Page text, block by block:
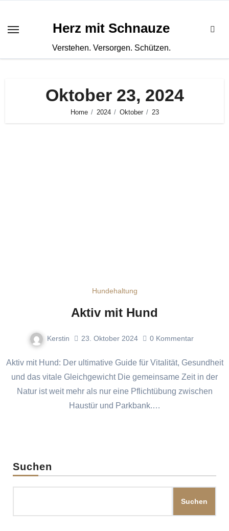
springen
Herz mit Schnauze
Verstehen. Versorgen. Schützen.
Oktober 23, 2024
Home 2024 Oktober 23
Hundehaltung
Aktiv mit Hund
Kerstin 23. Oktober 2024 0 Kommentar
Aktiv mit Hund: Der ultimative Guide für Vitalität, Gesundheit
und das vitale Gleichgewicht Die gemeinsame Zeit in der
Natur ist weit mehr als nur eine Pflichtübung zwischen
Haustür und Parkbank.…
Suchen
Suchen